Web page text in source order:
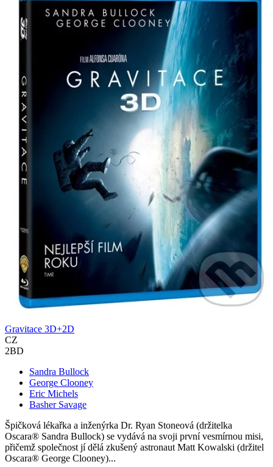
Gravitace 3D+2D
CZ
2BD
Sandra Bullock
George Clooney
Eric Michels
Basher Savage
Špičková lékařka a inženýrka Dr. Ryan Stoneová (držitelka
Oscara® Sandra Bullock) se vydává na svoji první vesmírnou misi,
přičemž společnost jí dělá zkušený astronaut Matt Kowalski (držitel
Oscara® George Clooney)...